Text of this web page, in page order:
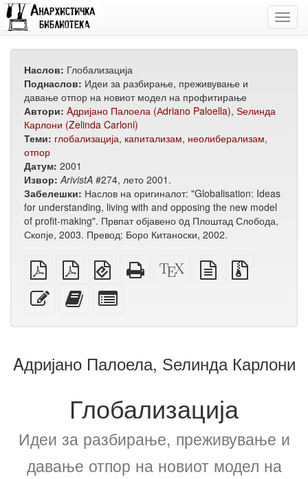
Наслов: Глобализација
Поднаслов: Идеи за разбирање, преживување и
давање отпор на новиот модел на профитирање
Автори: Aдријано Палоела (Аdriano Paloella), Ѕелинда
Карлони (Zelinda Carloni)
Теми: глобализација, капитализам, неолиберализам,
отпор
Датум: 2001
Извор: ArivistA #274, лето 2001.
Забелешки: Наслов на оригиналот: "Globalisation: Ideas
for understanding, living with and opposing the new model
of profit-making". Првпат објавено oд Плоштад Слобода,
Скопје, 2003. Превод: Боро Китаноски, 2002.
обичен
PDF
А4
PDF
печатење
EPUB
(за
мобилни
уреди)
Целосен
HTML
XeLaTeX
извор
изворот
Уреди
текст
Додади
текст
збирката
за
Aдријано Палоела, Ѕелинда Карлони
Глобализација
Идеи за разбирање, преживување и
давање отпор на новиот модел на